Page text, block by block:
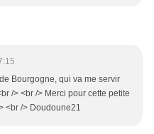
Bourgogne, qui va me servir
/> <br /> Merci pour cette petite
<br /> Doudoune21